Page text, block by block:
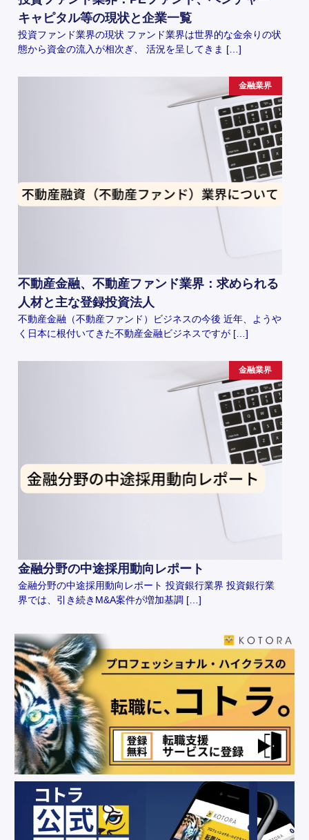
キャピタル等の現状と企業一覧
投資ファンド業界の現状 ファンド業界は世界的な金余りの状
態から資金の流入が相次ぎ、 活況を呈してきま […]
金融業界
不動産金融、不動産ファンド業界：求められる
人材と主な登録投資法人
不動産金融（不動産ファンド）ビジネスの今後 近年、ようや
く日本に根付いてきた不動産金融ビジネスですが […]
金融業界
金融分野の中途採用動向レポート
金融分野の中途採用動向レポート 投資銀行業界 投資銀行業
界では、引き続きM&A案件が増加基調 […]